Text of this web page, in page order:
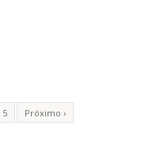
5
Próximo ›